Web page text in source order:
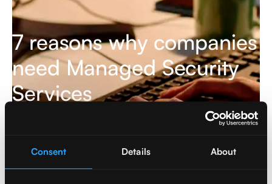
Consent Details About
7 reasons why companies
need Managed Security
Services